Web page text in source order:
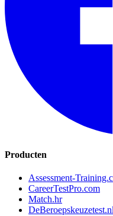
Producten
Assessment-
CareerTestPro.com
Match.hr
DeBeroepskeuzetest.nl